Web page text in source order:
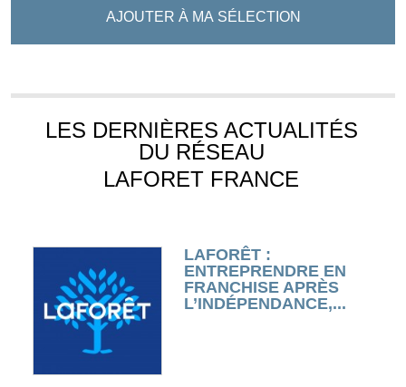
AJOUTER À MA SÉLECTION
LES DERNIÈRES ACTUALITÉS
DU RÉSEAU
LAFORET FRANCE
LAFORÊT :
ENTREPRENDRE EN
FRANCHISE APRÈS
L’INDÉPENDANCE,...